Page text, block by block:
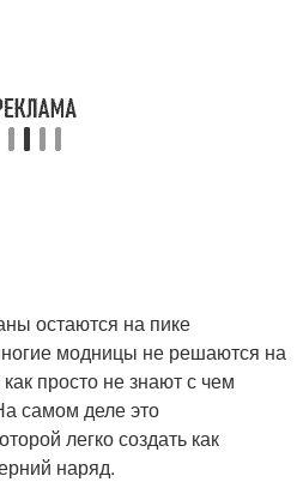
остаются на пике
модницы не решаются на
просто не знают с чем
самом деле это
легко создать как
наряд.